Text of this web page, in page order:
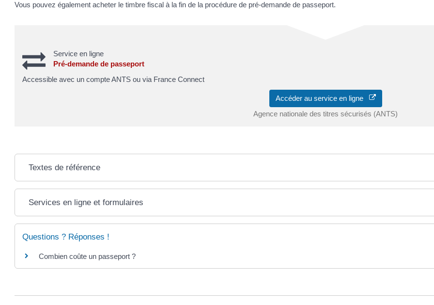
Vous pouvez également acheter le timbre fiscal à la fin de la procédure de pré-demande de passeport.
Service en ligne
Pré-demande de passeport
Accessible avec un compte ANTS ou via France Connect
Accéder au service en ligne
Agence nationale des titres sécurisés (ANTS)
Textes de référence
Services en ligne et formulaires
Questions ? Réponses !
Combien coûte un passeport ?